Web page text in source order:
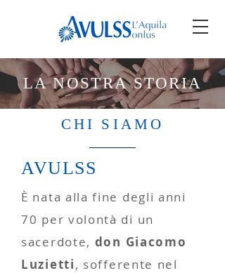
LA NOSTRA STORIA
CHI SIAMO
AVULSS
È nata alla fine degli anni
70 per volontà di un
sacerdote, don Giacomo
Luzietti, sofferente nel